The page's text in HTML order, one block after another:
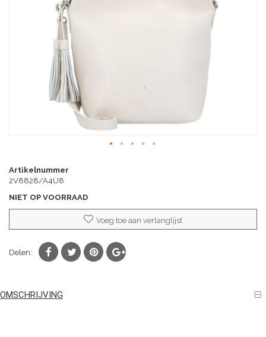
afbeeldingen-
naar
het
van
de
gallerij
Artikelnummer
2V8828/A4U8
NIET OP VOORRAAD
Voeg toe aan verlanglijst
Delen:
OMSCHRIJVING